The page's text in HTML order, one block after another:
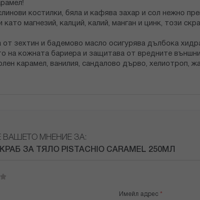
костилки, бяла и кафява захар и сол нежно
магнезий, калций, калий, манган и цинк, този
зехтин и бадемово масло осигурява дълбока
на кожната бариера и защитава от вредните външни
карамел, ванилия, сандалово дърво, хелиотроп,
ВАШЕТО МНЕНИЕ ЗА:
ЗА ТЯЛО PISTACHIO CARAMEL 250МЛ
Имейл адрес